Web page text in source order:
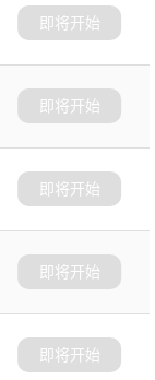
即将开始
即将开始
即将开始
即将开始
即将开始